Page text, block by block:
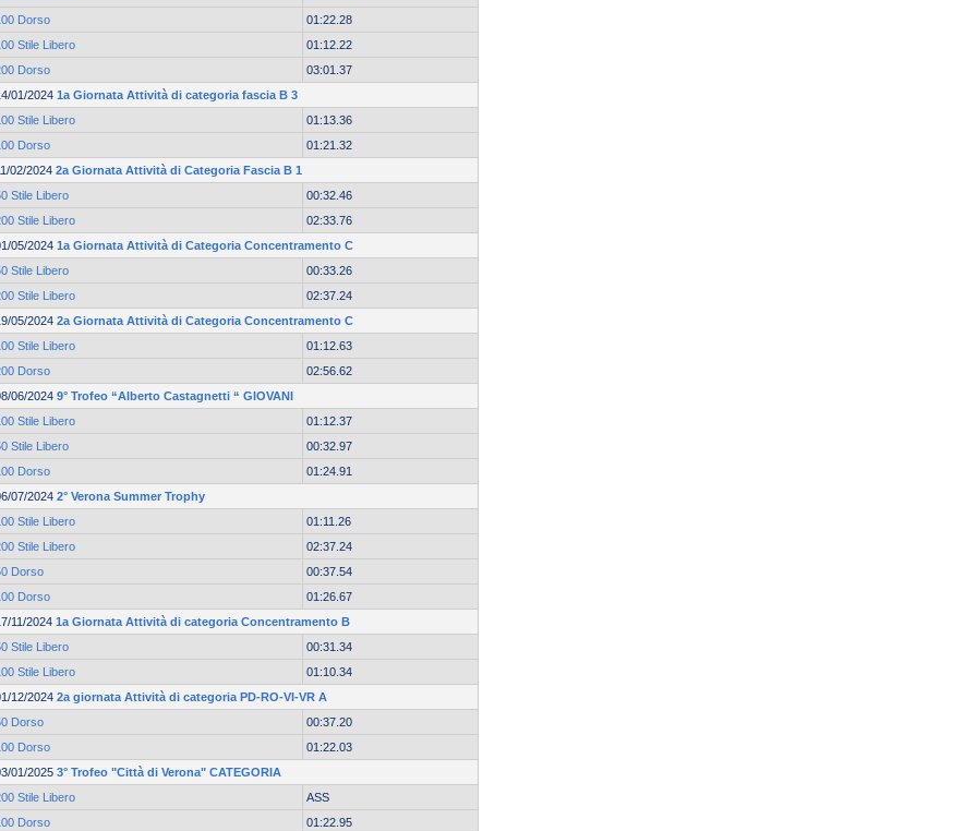
Dorso
01:22.28
Stile Libero
01:12.22
Dorso
03:01.37
01/2024 1a Giornata Attività di categoria fascia B 3
Stile Libero
01:13.36
Dorso
01:21.32
02/2024 2a Giornata Attività di Categoria Fascia B 1
Stile Libero
00:32.46
Stile Libero
02:33.76
05/2024 1a Giornata Attività di Categoria Concentramento C
Stile Libero
00:33.26
Stile Libero
02:37.24
05/2024 2a Giornata Attività di Categoria Concentramento C
Stile Libero
01:12.63
Dorso
02:56.62
06/2024 9° Trofeo “Alberto Castagnetti “ GIOVANI
Stile Libero
01:12.37
Stile Libero
00:32.97
Dorso
01:24.91
07/2024 2° Verona Summer Trophy
Stile Libero
01:11.26
Stile Libero
02:37.24
Dorso
00:37.54
Dorso
01:26.67
11/2024 1a Giornata Attività di categoria Concentramento B
Stile Libero
00:31.34
Stile Libero
01:10.34
12/2024 2a giornata Attività di categoria PD-RO-VI-VR A
Dorso
00:37.20
Dorso
01:22.03
01/2025 3° Trofeo "Città di Verona" CATEGORIA
Stile Libero
ASS
Dorso
01:22.95